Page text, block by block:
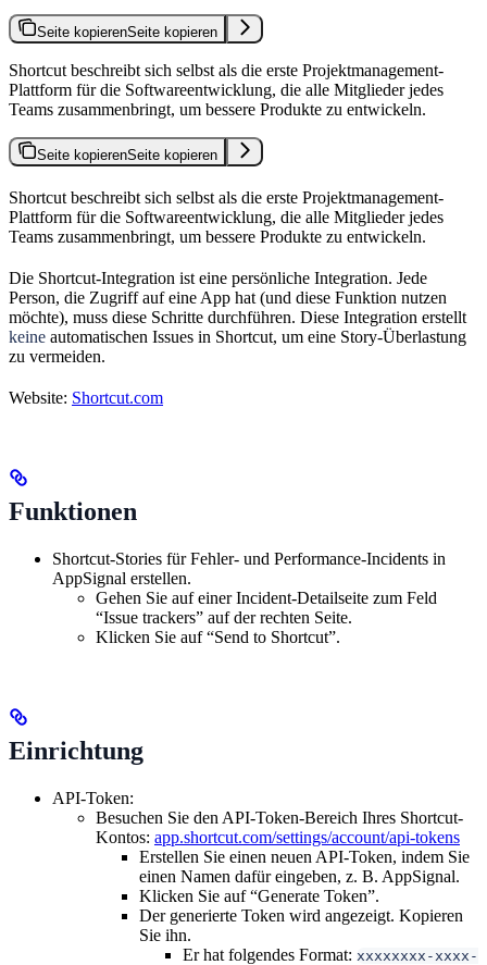
Seite kopierenSeite kopieren
Shortcut beschreibt sich selbst als die erste Projektmanagement-
Plattform für die Softwareentwicklung, die alle Mitglieder jedes
Teams zusammenbringt, um bessere Produkte zu entwickeln.
Seite kopierenSeite kopieren
Shortcut beschreibt sich selbst als die erste Projektmanagement-
Plattform für die Softwareentwicklung, die alle Mitglieder jedes
Teams zusammenbringt, um bessere Produkte zu entwickeln.
Die Shortcut-Integration ist eine persönliche Integration. Jede
Person, die Zugriff auf eine App hat (und diese Funktion nutzen
möchte), muss diese Schritte durchführen. Diese Integration erstellt
keine automatischen Issues in Shortcut, um eine Story-Überlastung
zu vermeiden.
Website: Shortcut.com
Funktionen
Shortcut-Stories für Fehler- und Performance-Incidents in
AppSignal erstellen.
Gehen Sie auf einer Incident-Detailseite zum Feld
“Issue trackers” auf der rechten Seite.
Klicken Sie auf “Send to Shortcut”.
Einrichtung
API-Token:
Besuchen Sie den API-Token-Bereich Ihres Shortcut-
Kontos: app.shortcut.com/settings/account/api-tokens
Erstellen Sie einen neuen API-Token, indem Sie
einen Namen dafür eingeben, z. B. AppSignal.
Klicken Sie auf “Generate Token”.
Der generierte Token wird angezeigt. Kopieren
Sie ihn.
Er hat folgendes Format: xxxxxxxx-xxxx-